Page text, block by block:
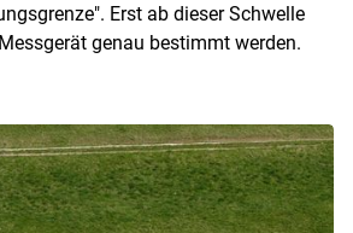
Erst ab dieser Schwelle
genau bestimmt werden.